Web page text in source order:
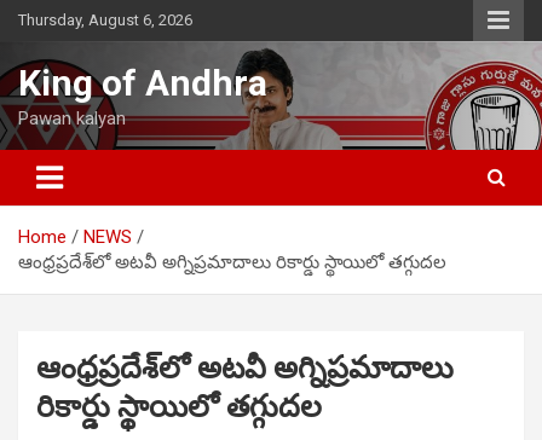
Skip
content
Thursday, August 6, 2026
King of Andhra
Pawan kalyan
Home
NEWS
ఆంధ్రప్రదేశ్‌లో అటవీ అగ్నిప్రమాదాలు రికార్డు స్థాయిలో తగ్గుదల
ఆంధ్రప్రదేశ్‌లో అటవీ అగ్నిప్రమాదాలు
రికార్డు స్థాయిలో తగ్గుదల